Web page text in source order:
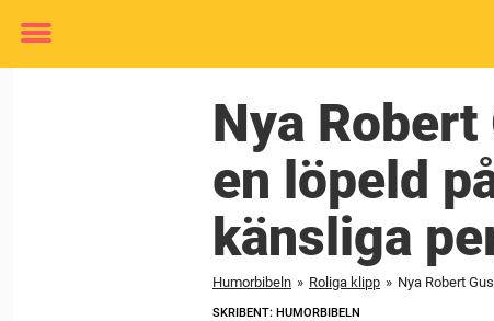
Toggle
Nya
en löpeld
känsliga
Humorbibeln » Roliga klipp » Nya Robert
SKRIBENT: HUMORBIBELN